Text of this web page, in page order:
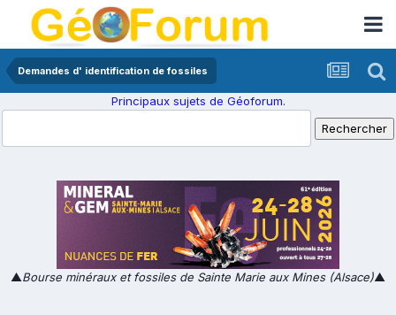
Demandes d' identification de fossiles
Principaux sujets de Géoforum.
▲Bourse minéraux et fossiles de Sainte Marie aux Mines (Alsace)▲